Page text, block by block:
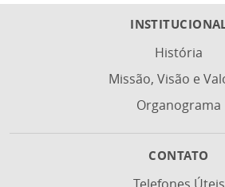
História
Missão, Visão e
Organograma
CONTATO